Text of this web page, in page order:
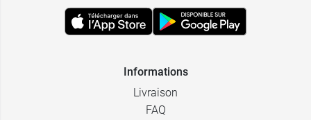
Informations
Livraison
FAQ